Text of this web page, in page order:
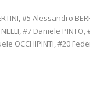
#5 Alessandro
NELLI, #7 Daniele
OCCHIPINTI, #20